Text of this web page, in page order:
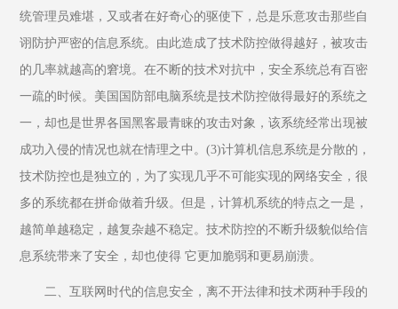
统管理员难堪，又或者在好奇心的驱使下，总是乐意攻击那些自
诩防护严密的信息系统。由此造成了技术防控做得越好，被攻击
的几率就越高的窘境。在不断的技术对抗中，安全系统总有百密
一疏的时候。美国国防部电脑系统是技术防控做得最好的系统之
一，却也是世界各国黑客最青睐的攻击对象，该系统经常出现被
成功入侵的情况也就在情理之中。(3)计算机信息系统是分散的，
技术防控也是独立的，为了实现几乎不可能实现的网络安全，很
多的系统都在拼命做着升级。但是，计算机系统的特点之一是，
越简单越稳定，越复杂越不稳定。技术防控的不断升级貌似给信
息系统带来了安全，却也使得 它更加脆弱和更易崩溃。
二、互联网时代的信息安全，离不开法律和技术两种手段的